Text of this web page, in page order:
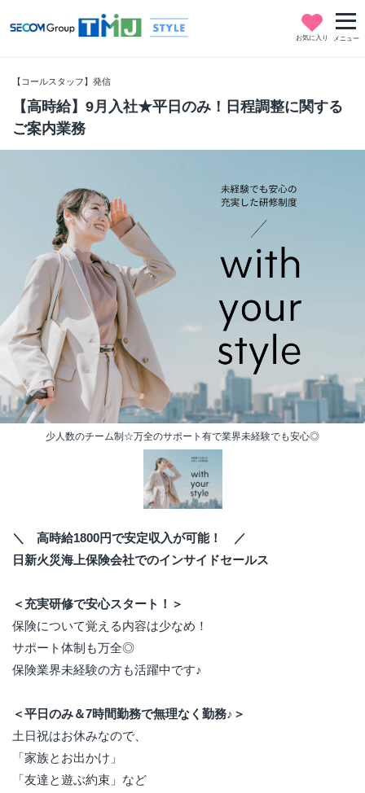
お気に入り メニュー
【コールスタッフ】発信
【高時給】9月入社★平日のみ！日程調整に関する
ご案内業務
少人数のチーム制☆万全のサポート有で業界未経験でも安心◎
＼ 高時給1800円で安定収入が可能！ ／
日新火災海上保険会社でのインサイドセールス
＜充実研修で安心スタート！＞
保険について覚える内容は少なめ！
サポート体制も万全◎
保険業界未経験の方も活躍中です♪
＜平日のみ＆7時間勤務で無理なく勤務♪＞
土日祝はお休みなので、
「家族とお出かけ」
「友達と遊ぶ約束」など